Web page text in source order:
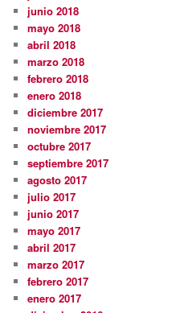
junio 2018
mayo 2018
abril 2018
marzo 2018
febrero 2018
enero 2018
diciembre 2017
noviembre 2017
octubre 2017
septiembre 2017
agosto 2017
julio 2017
junio 2017
mayo 2017
abril 2017
marzo 2017
febrero 2017
enero 2017